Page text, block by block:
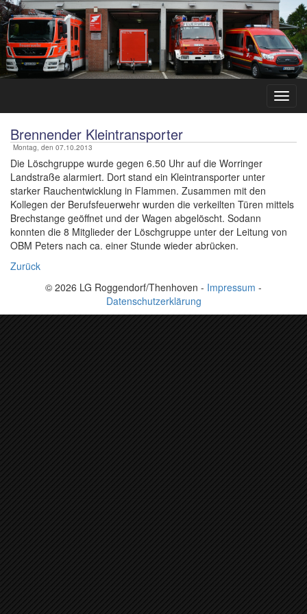
Brennender Kleintransporter
Montag, den 07.10.2013
Die Löschgruppe wurde gegen 6.50 Uhr auf die Worringer
Landstraße alarmiert. Dort stand ein Kleintransporter unter
starker Rauchentwicklung in Flammen. Zusammen mit den
Kollegen der Berufsfeuerwehr wurden die verkeilten Türen mittels
Brechstange geöffnet und der Wagen abgelöscht. Sodann
konnten die 8 Mitglieder der Löschgruppe unter der Leitung von
OBM Peters nach ca. einer Stunde wieder abrücken.
Zurück
© 2026 LG Roggendorf/Thenhoven - Impressum -
Datenschutzerklärung